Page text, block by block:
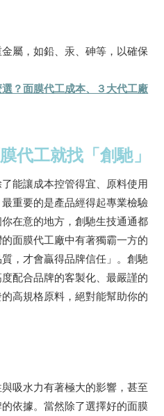
屬，如鉛、汞、砷等，以確保
？面膜代工成本、３大代工廠
代工就找「創馳」
能讓成本控管得宜、原料使用
重要的是產品經得起專業檢驗
在意的地方，創馳生技通通都
面膜代工廠中有著獨霸一方的
，才會贏得品牌信任」。創馳
配合品牌的客製化、最嚴謹的
高規格原料，絕對能幫助你的
吸水力有著極大的影響，甚至
依據。當然除了選擇好的面膜